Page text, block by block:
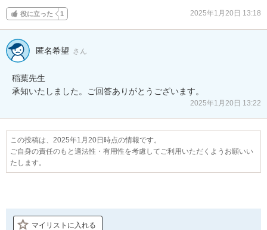
役に立った 1 2025年1月20日 13:18
匿名希望 さん
稲葉先生
承知いたしました。ご回答ありがとうございます。
2025年1月20日 13:22
この投稿は、2025年1月20日時点の情報です。
ご自身の責任のもと適法性・有用性を考慮してご利用いただくようお願いい
たします。
マイリストに入れる